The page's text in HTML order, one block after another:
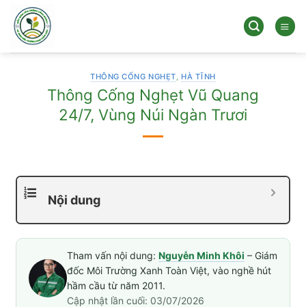
qua
dung
THÔNG CỐNG NGHẸT, HÀ TĨNH
Thông Cống Nghẹt Vũ Quang
24/7, Vùng Núi Ngàn Trươi
Nội dung
Tham vấn nội dung: Nguyễn Minh Khôi – Giám
đốc Môi Trường Xanh Toàn Việt, vào nghề hút
hầm cầu từ năm 2011.
Cập nhật lần cuối: 03/07/2026